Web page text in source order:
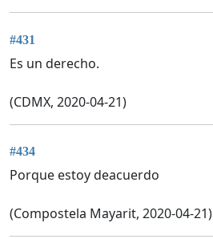
#431
Es un derecho.
(CDMX, 2020-04-21)
#434
Porque estoy deacuerdo
(Compostela Mayarit, 2020-04-21)